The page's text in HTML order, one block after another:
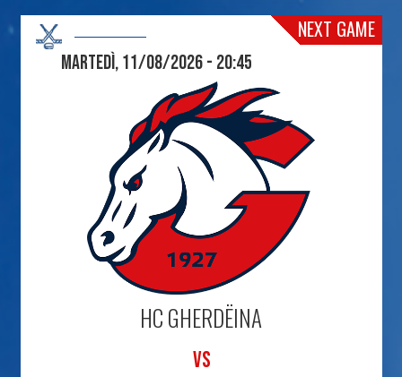
NEXT GAME
Martedì, 11/08/2026 - 20:45
HC GHERDËINA
VS